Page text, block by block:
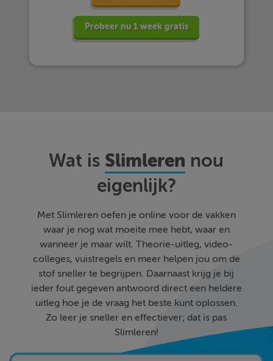
Probeer nu 1 week gratis
Wat is Slimleren nou
eigenlijk?
Met Slimleren oefen je online voor de vakken
waar je nog wat moeite mee hebt, waar en
wanneer je maar wilt. Theorie-uitleg, video-
colleges, vuistregels en meer helpen jou om de
stof sneller te begrijpen. Daarnaast krijg je bij
ieder fout gegeven antwoord direct een heldere
uitleg hoe je de vraag het beste kunt oplossen.
Zo leer je sneller en effectiever; dat is pas
Slimleren!